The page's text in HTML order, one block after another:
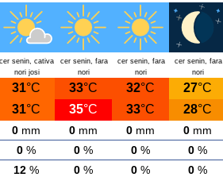
cer senin, cativa
nori josi
cer senin, fara
nori
cer senin, fara
nori
cer senin, fara
nori
31°C 33°C 32°C 27°C
31°C 35°C 33°C 28°C
0mm 0mm 0mm 0mm
0% 0% 0% 0%
12% 0% 0% 0%